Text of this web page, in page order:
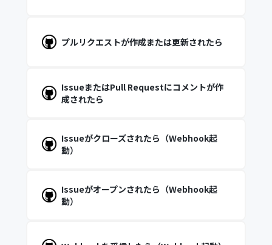
プルリクエストが作成または更新されたら
IssueまたはPull Requestにコメントが作
成されたら
Issueがクローズされたら（Webhook起
動）
Issueがオープンされたら（Webhook起
動）